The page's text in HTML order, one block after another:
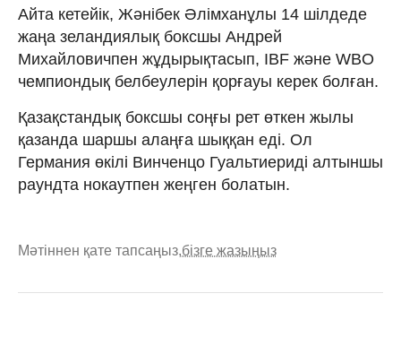
Айта кетейік, Жәнібек Әлімханұлы 14 шілдеде
жаңа зеландиялық боксшы Андрей
Михайловичпен жұдырықтасып, IBF және WBO
чемпиондық белбеулерін қорғауы керек болған.
Қазақстандық боксшы соңғы рет өткен жылы
қазанда шаршы алаңға шыққан еді. Ол
Германия өкілі Винченцо Гуальтиериді алтыншы
раундта нокаутпен жеңген болатын.
Мәтіннен қате тапсаңыз,бізге жазыңыз